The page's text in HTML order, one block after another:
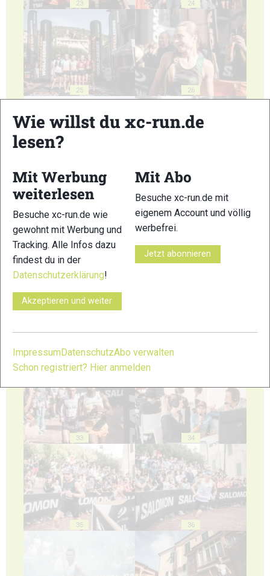
23 24
25 26
27 28
29 30
31
33 34
35 36
Wie willst du xc-run.de
lesen?
Mit Werbung
weiterlesen
Besuche xc-run.de wie
gewohnt mit Werbung und
Tracking. Alle Infos dazu
findest du in der
Datenschutzerklärung!
Akzeptieren und weiter
Mit Abo
Besuche xc-run.de mit
eigenem Account und völlig
werbefrei.
Jetzt abonnieren
Impressum DatenschutzAbo verwalten
Schon registriert? Hier anmelden